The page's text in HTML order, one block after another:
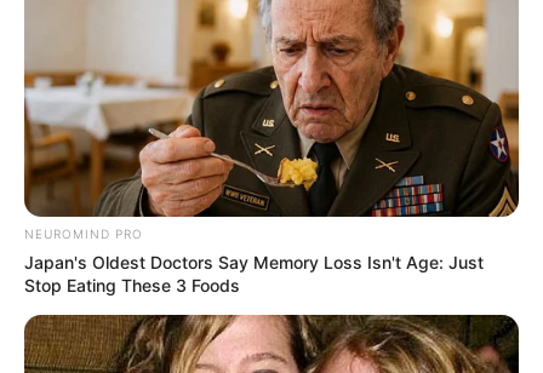
NEUROMIND PRO
Japan's Oldest Doctors Say Memory Loss Isn't Age: Just
Stop Eating These 3 Foods